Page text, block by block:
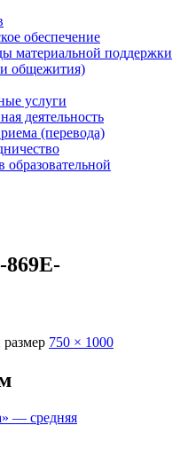
обеспечение
материальной поддержки
общежития)
услуги
деятельность
(перевода)
869E-
750 × 1000
— средняя